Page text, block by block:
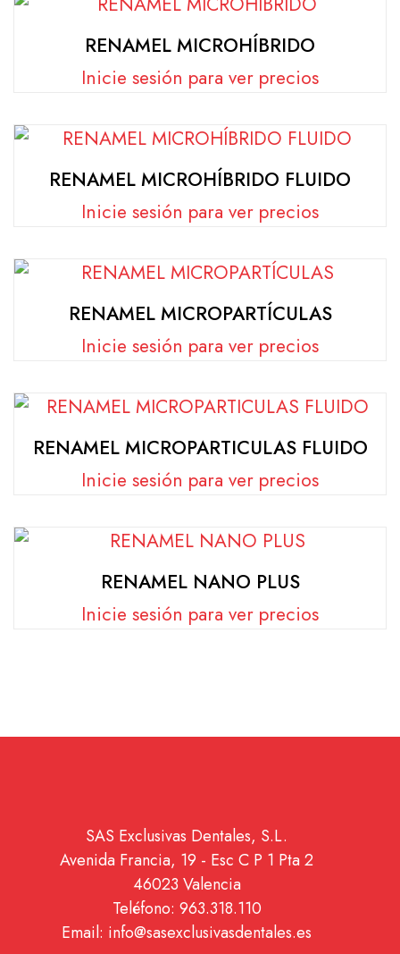
RENAMEL MICROHÍBRIDO
Inicie sesión para ver precios
RENAMEL MICROHÍBRIDO FLUIDO
Inicie sesión para ver precios
RENAMEL MICROPARTÍCULAS
Inicie sesión para ver precios
RENAMEL MICROPARTICULAS FLUIDO
Inicie sesión para ver precios
RENAMEL NANO PLUS
Inicie sesión para ver precios
SAS Exclusivas Dentales, S.L.
Avenida Francia, 19 - Esc C P 1 Pta 2
46023 Valencia
Teléfono: 963.318.110
Email: info@sasexclusivasdentales.es